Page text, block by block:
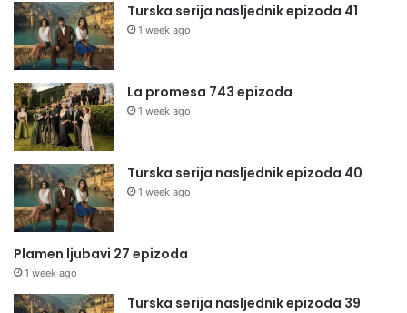
Turska serija nasljednik epizoda 41
1 week ago
La promesa 743 epizoda
1 week ago
Turska serija nasljednik epizoda 40
1 week ago
Plamen ljubavi 27 epizoda
1 week ago
Turska serija nasljednik epizoda 39